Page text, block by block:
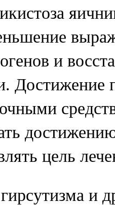
и
Достижение
цель
и